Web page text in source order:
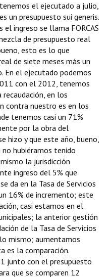
el ejecutado a julio,
un presupuesto sui generis.
ingreso se llama FORCAS
de presupuesto real
esto es lo que
de siete meses más un
En el ejecutado podemos
con el 2012, tenemos
en los
contra nuestro es en los
tenemos casi un 71%
por la obra del
hizo y que este año, bueno,
no hubiéramos tenido
la jurisdicción
ingreso del 5% que
da en la Tasa de Servicios
16% de incremento; este
casi estamos en el
la anterior gestión
de la Tasa de Servicios
mismo; aumentamos
es la comparación.
junto con el presupuesto
que se comparen 12